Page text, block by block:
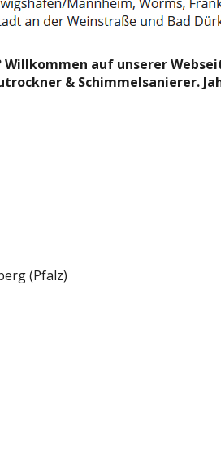
auf unserer
& Schimmelsanierer.
(Pfalz)